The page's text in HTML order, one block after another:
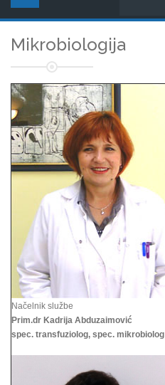
Mikrobiologija
Načelnik službe
Prim.dr Kadrija Abduzaimović
spec. transfuziolog, spec. mikrobiolog